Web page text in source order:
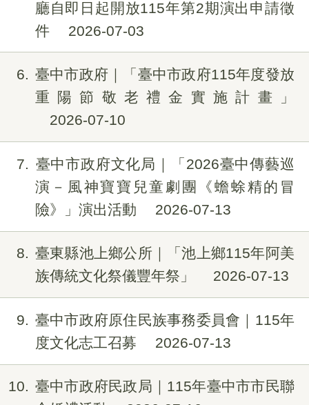
廳自即日起開放115年第2期演出申請徵
件
2026-07-03
6
臺中市政府｜「臺中市政府115年度發放
重陽節敬老禮金實施計畫」
2026-07-10
7
臺中市政府文化局｜「2026臺中傳藝巡
演－風神寶寶兒童劇團《蟾蜍精的冒
險》」演出活動
2026-07-13
8
臺東縣池上鄉公所｜「池上鄉115年阿美
族傳統文化祭儀豐年祭」
2026-07-13
9
臺中市政府原住民族事務委員會｜115年
度文化志工召募
2026-07-13
10
臺中市政府民政局｜115年臺中市市民聯